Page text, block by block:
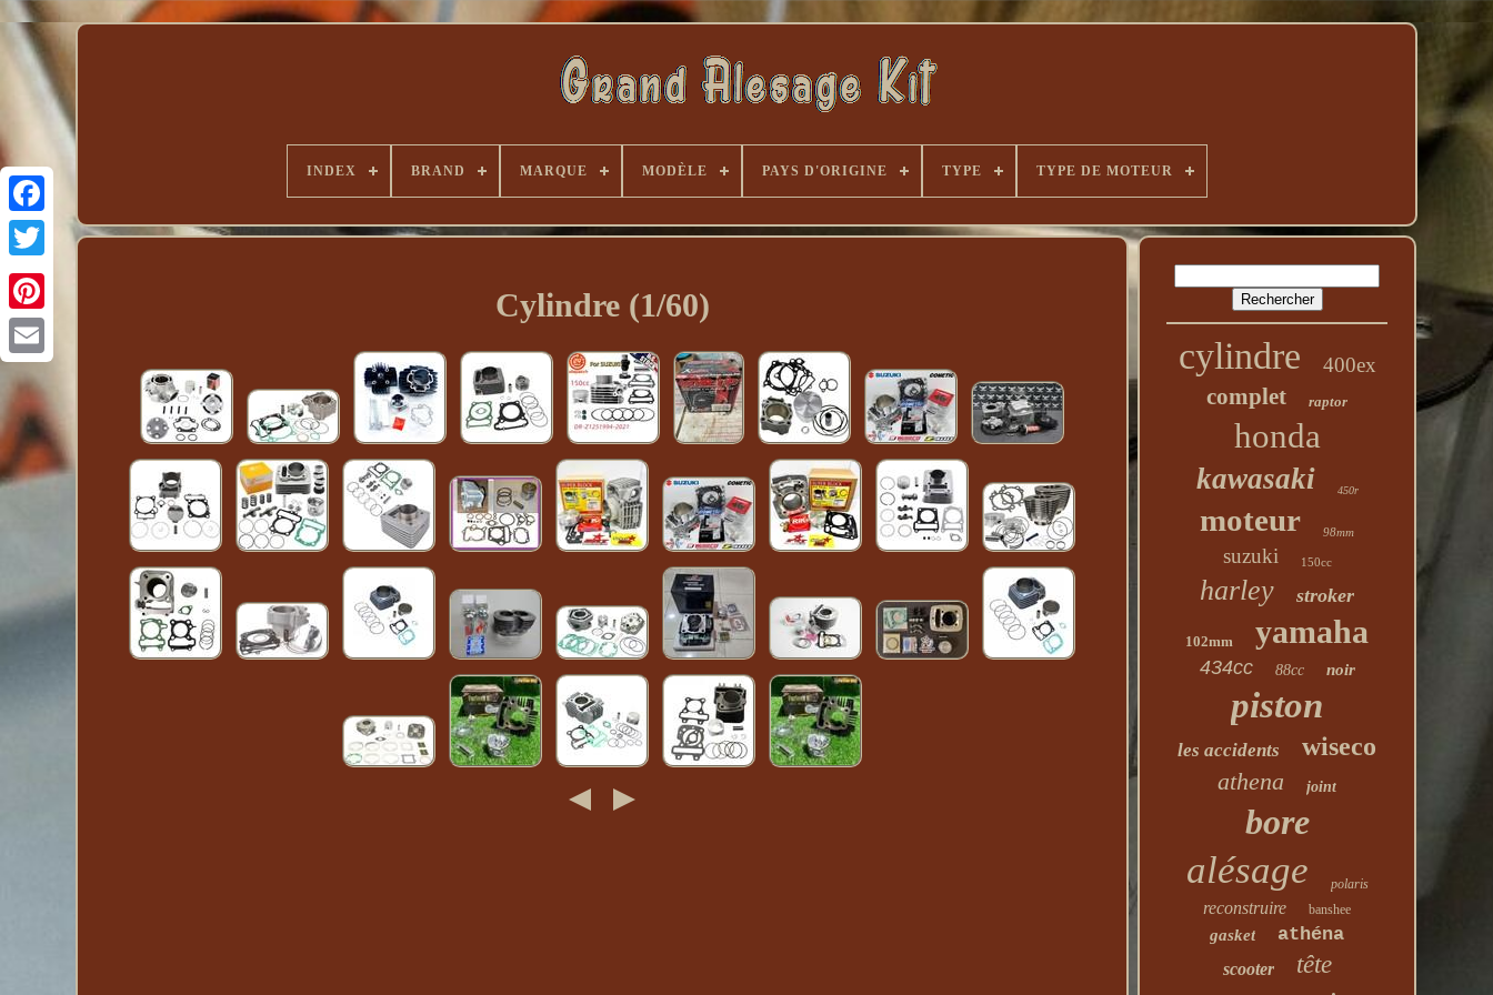
INDEX BRAND MARQUE MODÈLE PAYS D'ORIGINE TYPE TYPE DE MOTEUR
Cylindre (1/60)
cylindre 400ex
complet raptor
honda
kawasaki 450r
moteur 98mm
suzuki 150cc
harley stroker
102mm yamaha
434cc 88cc noir
piston
les accidents wiseco
athena joint
bore
alésage polaris
reconstruire banshee
gasket athéna
scooter tête